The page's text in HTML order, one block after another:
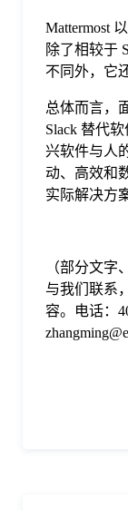
Mattermost
除了相较于
不同外，它
总体而言，
Slack 替代
兴软件与人
动、高效和
实际解决方
（部分文字
与我们联系
容。电话：